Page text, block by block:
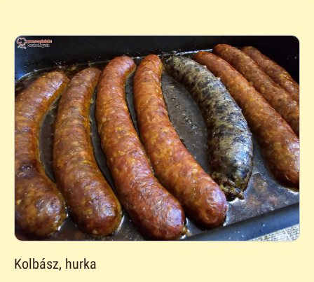
Kolbász, hurka